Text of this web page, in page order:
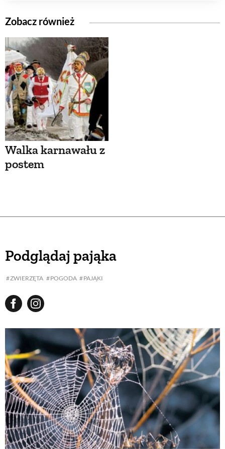
Zobacz również
Walka karnawału z
postem
Podglądaj pająka
ZWIERZĘTA POGODA PAJĄKI